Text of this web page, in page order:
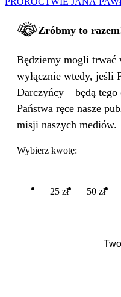
Zróbmy to
Będziemy mogli trwać
wyłącznie wtedy, jeśli
Darczyńcy – będą
Państwa ręce nasze
misji naszych mediów.
Wybierz kwotę:
25 zł 50 zł